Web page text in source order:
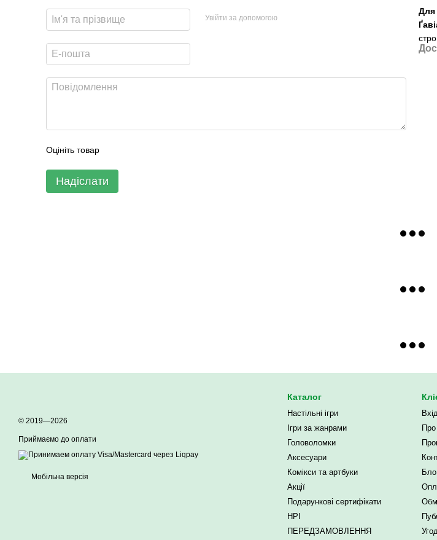
Увійти за допомогою
Оцініть товар
Надіслати
Для
© 2019—2026
Приймаємо до оплати
Мобільна версія
Каталог
Настільні ігри
Ігри за жанрами
Головоломки
Аксесуари
Комікси та артбуки
Акції
Подарункові сертифікати
НРІ
ПЕРЕДЗАМОВЛЕННЯ